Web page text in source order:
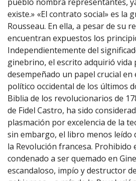
existe.» «El contrato social» es la
Rousseau. En ella, a pesar de su
encuentran expuestos los
Independientemente del
ginebrino, el escrito adquirió vida
desempeñado un papel crucial en
político occidental de los últimos
Biblia de los revolucionarios de
de Fidel Castro, ha sido
plasmación por excelencia de la
sin embargo, el libro menos leído
la Revolución francesa. Prohibido
condenado a ser quemado en
escandaloso, impío y destructor